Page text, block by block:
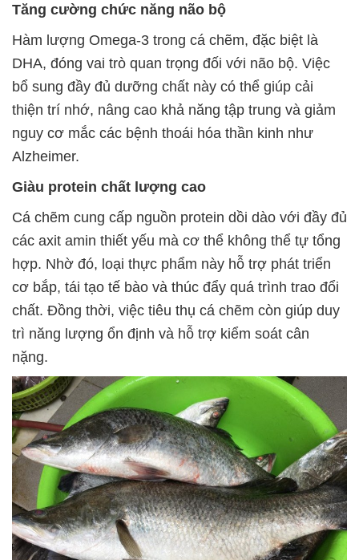
Tăng cường chức năng não bộ
Hàm lượng Omega-3 trong cá chẽm, đặc biệt là
DHA, đóng vai trò quan trọng đối với não bộ. Việc
bổ sung đầy đủ dưỡng chất này có thể giúp cải
thiện trí nhớ, nâng cao khả năng tập trung và giảm
nguy cơ mắc các bệnh thoái hóa thần kinh như
Alzheimer.
Giàu protein chất lượng cao
Cá chẽm cung cấp nguồn protein dồi dào với đầy đủ
các axit amin thiết yếu mà cơ thể không thể tự tổng
hợp. Nhờ đó, loại thực phẩm này hỗ trợ phát triển
cơ bắp, tái tạo tế bào và thúc đẩy quá trình trao đổi
chất. Đồng thời, việc tiêu thụ cá chẽm còn giúp duy
trì năng lượng ổn định và hỗ trợ kiểm soát cân
nặng.